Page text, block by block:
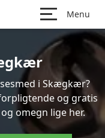
Menu
i Skægkær?
og gratis
omegn lige her.